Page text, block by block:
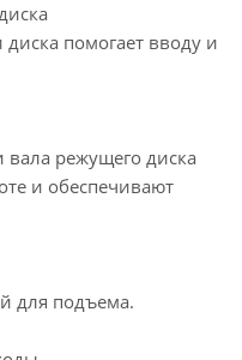
помогает вводу и
вала режущего диска
и обеспечивают
для подъема.